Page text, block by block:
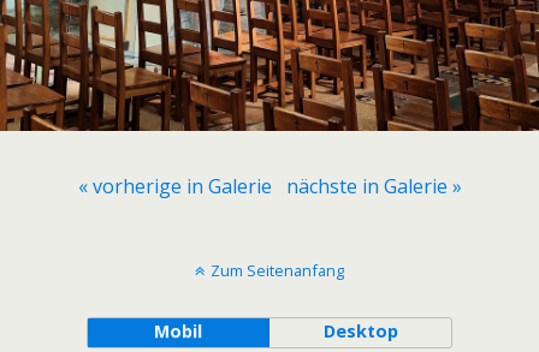
« vorherige in Galerie nächste in Galerie »
Zum Seitenanfang
Mobil Desktop